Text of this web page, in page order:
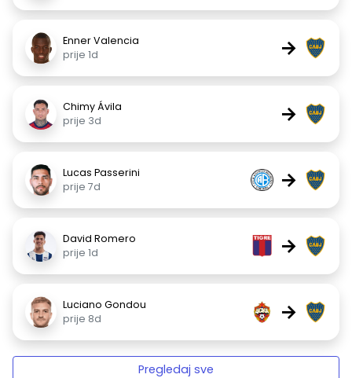
Enner Valencia
prije 1d
→
Chimy Ávila
prije 3d
→
Lucas Passerini
prije 7d
→
David Romero
prije 1d
→
Luciano Gondou
prije 8d
→
Pregledaj sve